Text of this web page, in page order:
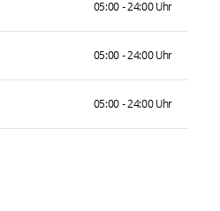
05:00 - 24:00 Uhr
05:00 - 24:00 Uhr
05:00 - 24:00 Uhr